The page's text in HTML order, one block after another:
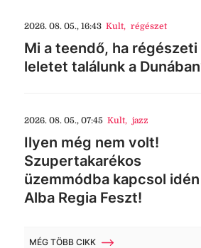
2026. 08. 05., 16:43 Kult, régészet
Mi a teendő, ha régészeti
leletet találunk a
2026. 08. 05., 07:45 Kult, jazz
Ilyen még nem volt!
Szupertakarékos
üzemmódba kapcsol
Alba Regia Feszt!
MÉG TÖBB CIKK